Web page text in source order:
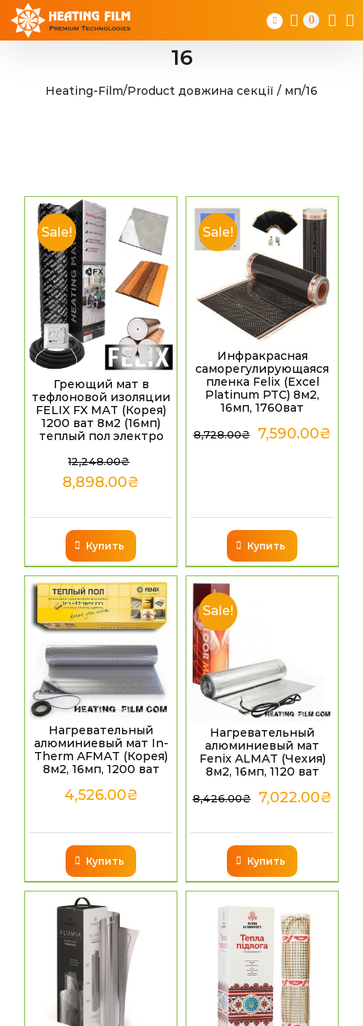
Skip
0
16
Heating-Film/Product довжина секції / мп/16
Sale!
Греющий мат в
тефлоновой изоляции
FELIX FX MAT (Корея)
1200 ват 8м2 (16мп)
теплый пол электро
12,248.00₴
8,898.00₴
Купить
Sale!
Инфракрасная
саморегулирующаяся
пленка Felix (Excel
Platinum PTC) 8м2,
16мп, 1760ват
8,728.00₴ 7,590.00₴
Купить
Нагревательный
алюминиевый мат In-
Therm AFMAT (Корея)
8м2, 16мп, 1200 ват
4,526.00₴
Купить
Sale!
Нагревательный
алюминиевый мат
Fenix ALMAT (Чехия)
8м2, 16мп, 1120 ват
8,426.00₴ 7,022.00₴
Купить